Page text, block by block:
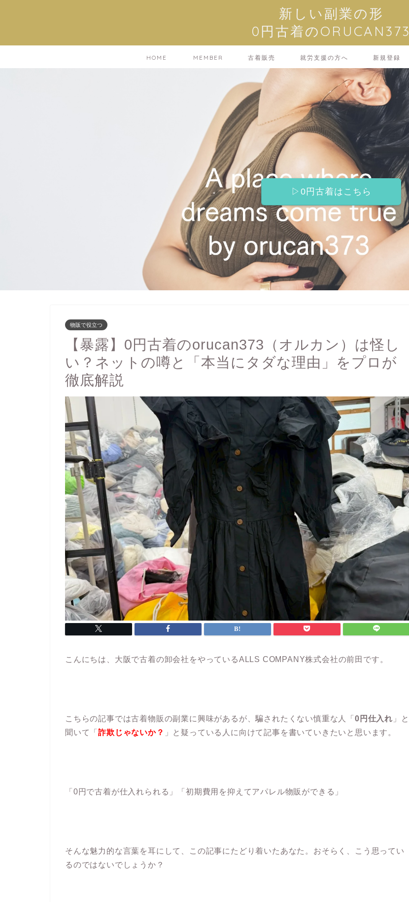
新しい副業の形
0円古着のORUCAN373
HOME MEMBER 古着販売 就労支援の方へ 新規登録
▷0円古着はこちら
物販で役立つ
【暴露】0円古着のorucan373（オルカン）は怪し
い？ネットの噂と「本当にタダな理由」をプロが
徹底解説
こんにちは、大阪で古着の卸会社をやっているALLS COMPANY株式会社の前田です。
こちらの記事では古着物販の副業に興味があるが、騙されたくない慎重な人「 0円仕入れ 」と
聞いて「詐欺じゃないか？ 」と疑っている人に向けて記事を書いていきたいと思います。
「0円で古着が仕入れられる」「初期費用を抑えてアパレル物販ができる」
そんな魅力的な言葉を耳にして、この記事にたどり着いたあなた。おそらく、こう思ってい
るのではないでしょうか？